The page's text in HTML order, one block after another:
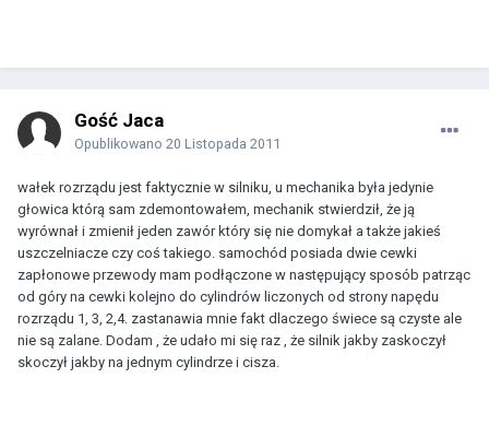
Gość Jaca
Opublikowano 20 Listopada 2011
wałek rozrządu jest faktycznie w silniku, u mechanika była jedynie
głowica którą sam zdemontowałem, mechanik stwierdził, że ją
wyrównał i zmienił jeden zawór który się nie domykał a także jakieś
uszczelniacze czy coś takiego. samochód posiada dwie cewki
zapłonowe przewody mam podłączone w następujący sposób patrząc
od góry na cewki kolejno do cylindrów liczonych od strony napędu
rozrządu 1, 3, 2,4. zastanawia mnie fakt dlaczego świece są czyste ale
nie są zalane. Dodam , że udało mi się raz , że silnik jakby zaskoczył
skoczył jakby na jednym cylindrze i cisza.